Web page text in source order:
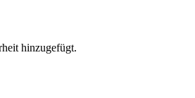
hinzugefügt.